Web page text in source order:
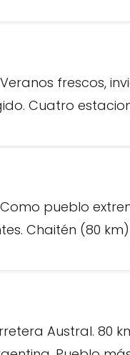
frescos,
Cuatro
pueblo
Chaitén (80
Austral. 80